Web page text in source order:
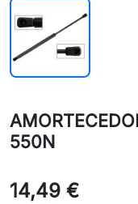
550N
14,49 €